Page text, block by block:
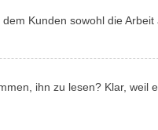
Kunden sowohl die
ihn zu lesen? Klar,